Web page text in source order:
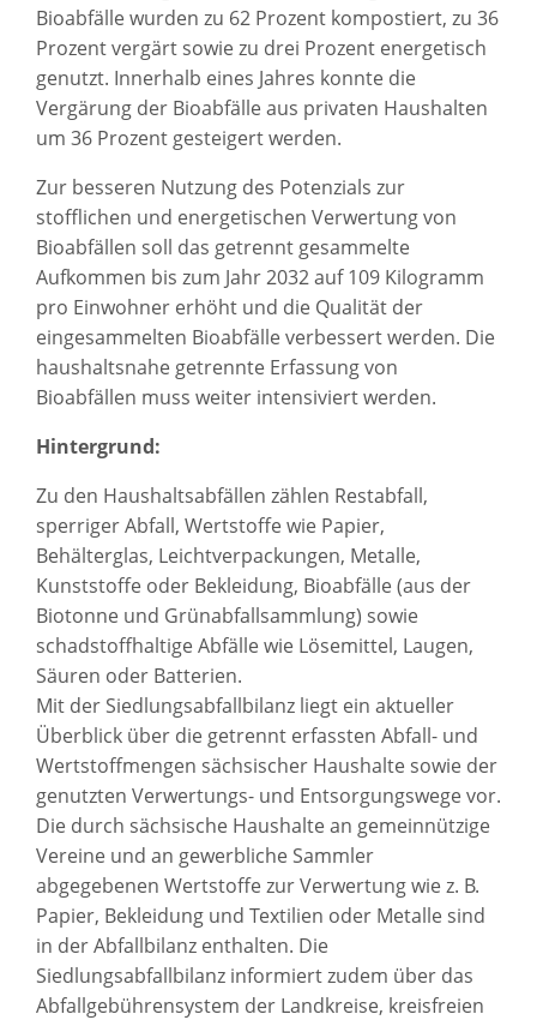
Bioabfälle wurden zu 62 Prozent kompostiert, zu 36
Prozent vergärt sowie zu drei Prozent energetisch
genutzt. Innerhalb eines Jahres konnte die
Vergärung der Bioabfälle aus privaten Haushalten
um 36 Prozent gesteigert werden.
Zur besseren Nutzung des Potenzials zur
stofflichen und energetischen Verwertung von
Bioabfällen soll das getrennt gesammelte
Aufkommen bis zum Jahr 2032 auf 109 Kilogramm
pro Einwohner erhöht und die Qualität der
eingesammelten Bioabfälle verbessert werden. Die
haushaltsnahe getrennte Erfassung von
Bioabfällen muss weiter intensiviert werden.
Hintergrund:
Zu den Haushaltsabfällen zählen Restabfall,
sperriger Abfall, Wertstoffe wie Papier,
Behälterglas, Leichtverpackungen, Metalle,
Kunststoffe oder Bekleidung, Bioabfälle (aus der
Biotonne und Grünabfallsammlung) sowie
schadstoffhaltige Abfälle wie Lösemittel, Laugen,
Säuren oder Batterien.
Mit der Siedlungsabfallbilanz liegt ein aktueller
Überblick über die getrennt erfassten Abfall- und
Wertstoffmengen sächsischer Haushalte sowie der
genutzten Verwertungs- und Entsorgungswege vor.
Die durch sächsische Haushalte an gemeinnützige
Vereine und an gewerbliche Sammler
abgegebenen Wertstoffe zur Verwertung wie z. B.
Papier, Bekleidung und Textilien oder Metalle sind
in der Abfallbilanz enthalten. Die
Siedlungsabfallbilanz informiert zudem über das
Abfallgebührensystem der Landkreise, kreisfreien